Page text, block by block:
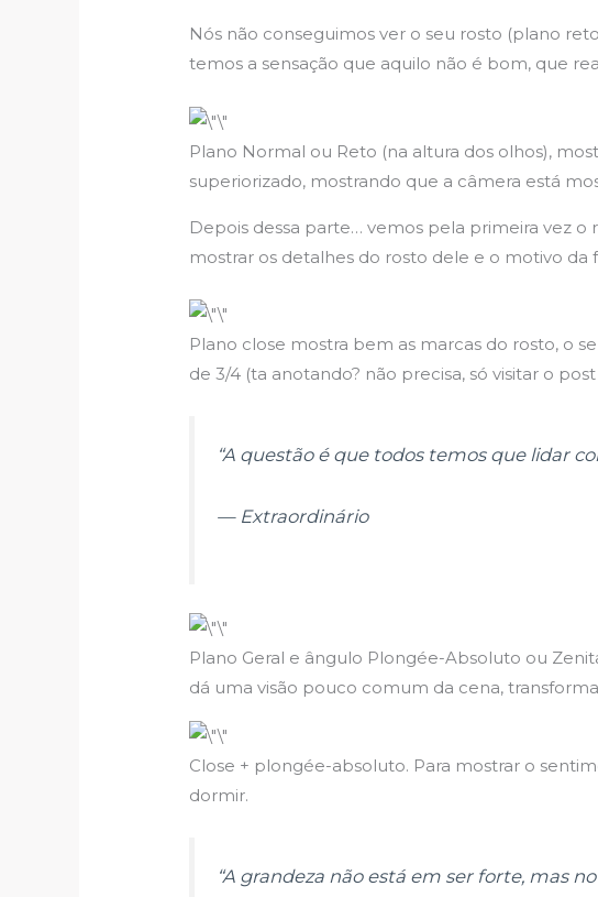
Nós não conseguimos ver o seu rosto (plano
temos a sensação que aquilo não é bom, que
Plano Normal ou Reto (na altura dos olhos),
superiorizado, mostrando que a câmera está
Depois dessa parte… vemos pela primeira vez o
mostrar os detalhes do rosto dele e o motivo da
Plano close mostra bem as marcas do rosto, o
de 3/4 (ta anotando? não precisa, só visitar o
“A questão é que todos temos que lidar
— Extraordinário
Plano Geral e ângulo Plongée-Absoluto ou
dá uma visão pouco comum da cena,
Close + plongée-absoluto. Para mostrar o
dormir.
“A grandeza não está em ser forte, mas